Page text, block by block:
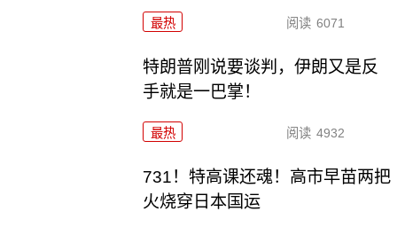
最热 阅读 6071
特朗普刚说要谈判，伊朗又是反
手就是一巴掌！
最热 阅读 4932
731！特高课还魂！高市早苗两把
火烧穿日本国运